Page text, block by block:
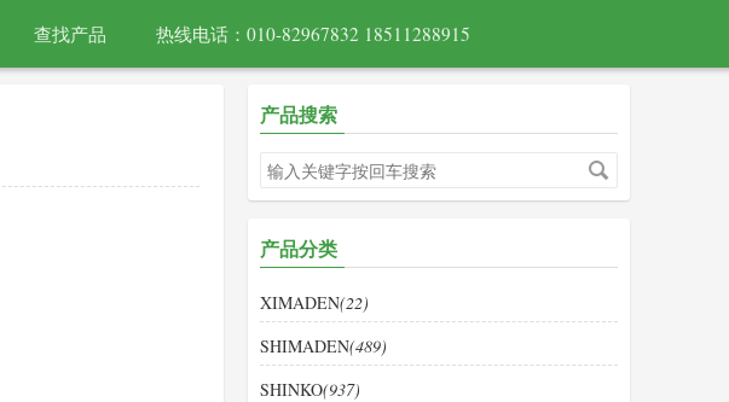
查找产品 热线电话：010-82967832 18511288915
产品搜索
产品分类
XIMADEN(22)
SHIMADEN(489)
SHINKO(937)